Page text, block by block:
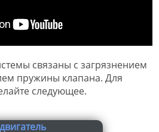
связаны с загрязнением
пружины клапана. Для
следующее.